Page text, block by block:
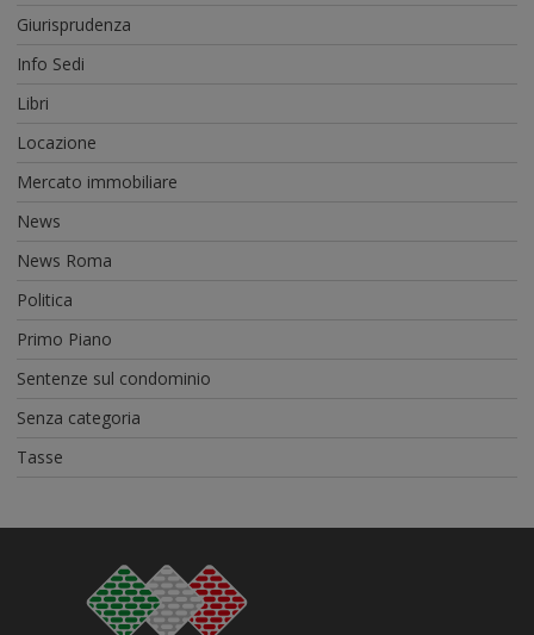
Giurisprudenza
Info Sedi
Libri
Locazione
Mercato immobiliare
News
News Roma
Politica
Primo Piano
Sentenze sul condominio
Senza categoria
Tasse